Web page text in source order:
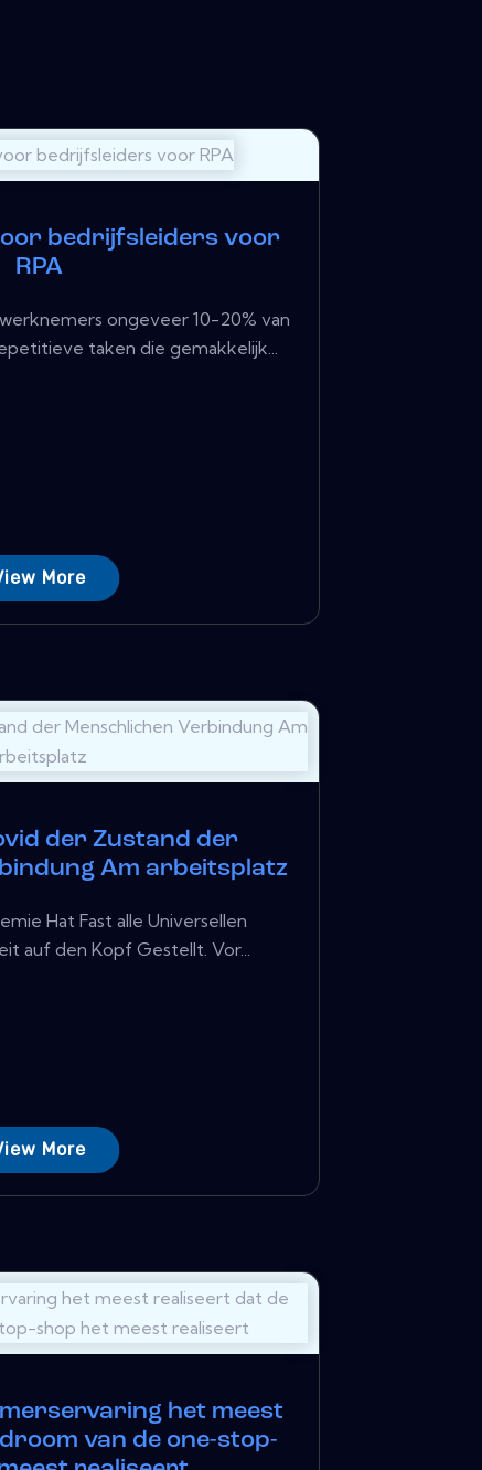
bedrijfsleiders voor
RPA
ongeveer 10-20% van
taken die gemakkelijk...
More
der Zustand der
Am arbeitsplatz
Hat Fast alle Universellen
auf den Kopf Gestellt. Vor...
More
het meest
van de one-stop-